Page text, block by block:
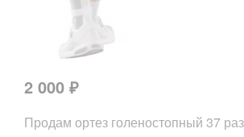
2 000 ₽
Продам ортез голеностопный 37